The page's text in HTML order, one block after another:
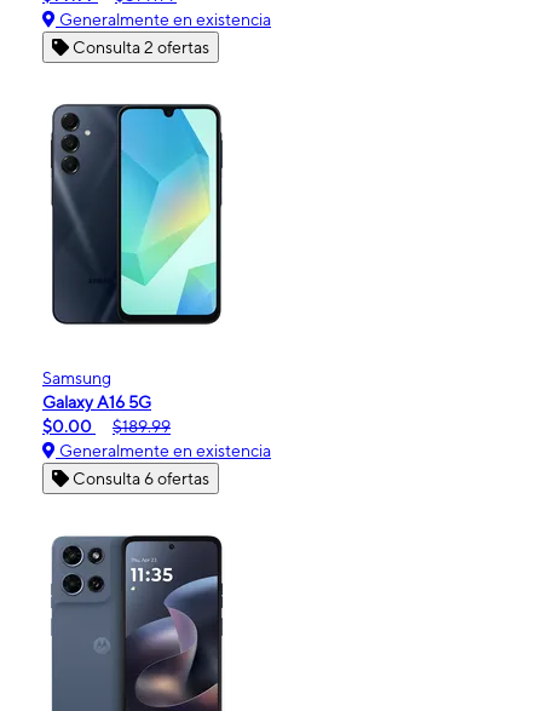
Generalmente en existencia
Consulta 2 ofertas
Samsung
Galaxy A16 5G
$0.00
$189.99
Generalmente en existencia
Consulta 6 ofertas